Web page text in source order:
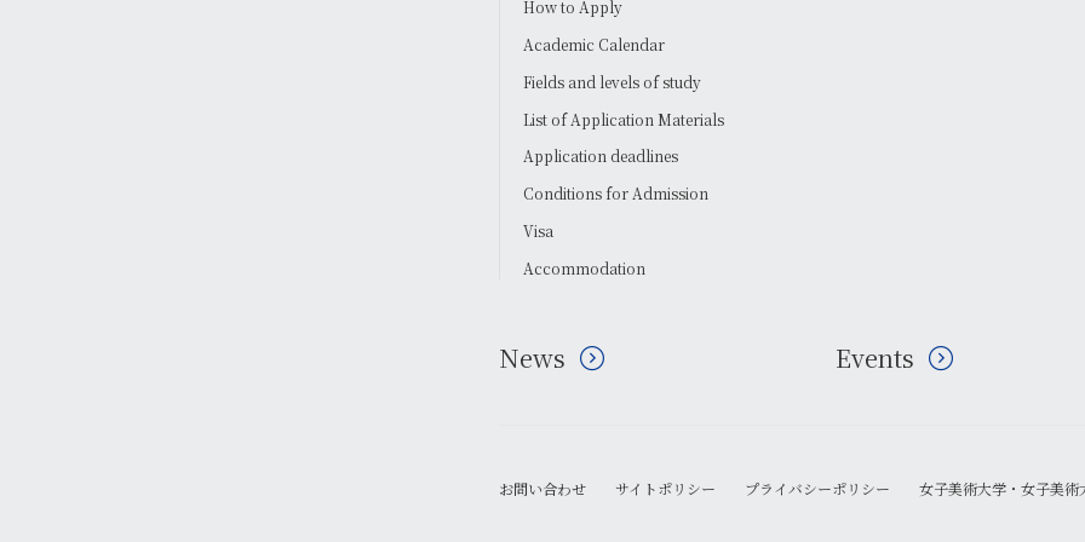
How to Apply
Academic Calendar
Fields and levels of study
List of Application Materials
Application deadlines
Conditions for Admission
Visa
Accommodation
News Events
お問い合わせ サイトポリシー プライバシーポリシー 女子美術大学・女子美術